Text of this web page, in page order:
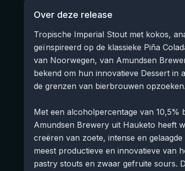
Over deze release
Tropische Imperial Stout met kokos,
geïnspireerd op de klassieke Piña
van Noorwegen, van Amundsen
bekend om hun innovatieve Dessert in
de grenzen van bierbrouwen opzoeken.
Met een alcoholpercentage van 10,5%
Amundsen Brewery uit Hauketo heeft
creëren van zoete, intense en
meest productieve en innovatieve van
pastry stouts en zwaar gefruite sours.